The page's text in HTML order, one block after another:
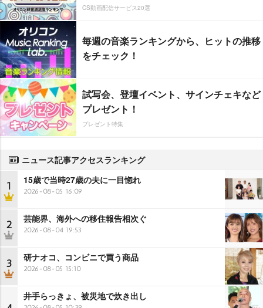
CS動画配信サービス20選
毎週の音楽ランキングから、ヒットの推移
をチェック！
試写会、登壇イベント、サインチェキなど
プレゼント！
プレゼント特集
ニュース記事アクセスランキング
1 15歳で当時27歳の夫に一目惚れ
2026-08-05 16:09
2 芸能界、海外への移住報告相次ぐ
2026-08-04 19:53
3 研ナオコ、コンビニで買う商品
2026-08-05 15:10
井手らっきょ、被災地で炊き出し